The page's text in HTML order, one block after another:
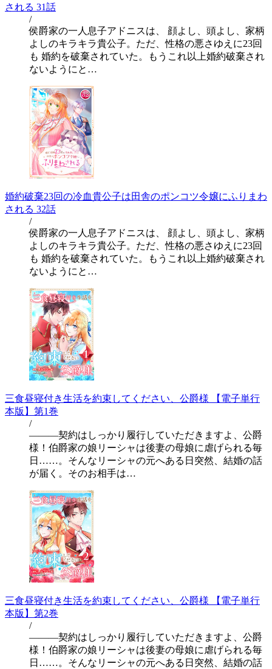
される 31話
/
侯爵家の一人息子アドニスは、 顔よし、頭よし、家柄
よしのキラキラ貴公子。ただ、性格の悪さゆえに23回
も 婚約を破棄されていた。もうこれ以上婚約破棄され
ないようにと…
婚約破棄23回の冷血貴公子は田舎のポンコツ令嬢にふりまわ
される 32話
/
侯爵家の一人息子アドニスは、 顔よし、頭よし、家柄
よしのキラキラ貴公子。ただ、性格の悪さゆえに23回
も 婚約を破棄されていた。もうこれ以上婚約破棄され
ないようにと…
三食昼寝付き生活を約束してください、公爵様 【電子単行
本版】第1巻
/
―――契約はしっかり履行していただきますよ、公爵
様！伯爵家の娘リーシャは後妻の母娘に虐げられる毎
日……。そんなリーシャの元へある日突然、結婚の話
が届く。そのお相手は…
三食昼寝付き生活を約束してください、公爵様 【電子単行
本版】第2巻
/
―――契約はしっかり履行していただきますよ、公爵
様！伯爵家の娘リーシャは後妻の母娘に虐げられる毎
日……。そんなリーシャの元へある日突然、結婚の話